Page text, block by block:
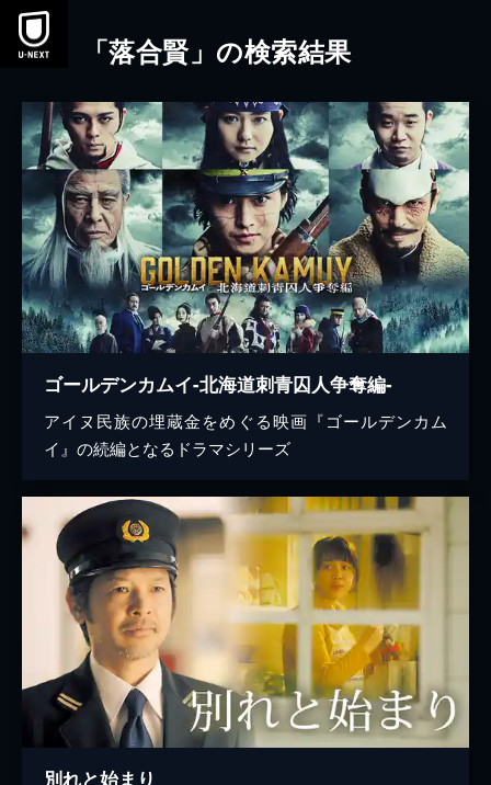
本文へスキップ
「落合賢」の検索結果
ゴールデンカムイ-北海道刺青囚人争奪編-
アイヌ民族の埋蔵金をめぐる映画『ゴールデンカム
イ』の続編となるドラマシリーズ
別れと始まり